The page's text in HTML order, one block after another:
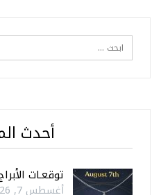
أحدث
توقعـات الأبراج
أغسطس 7, 2026